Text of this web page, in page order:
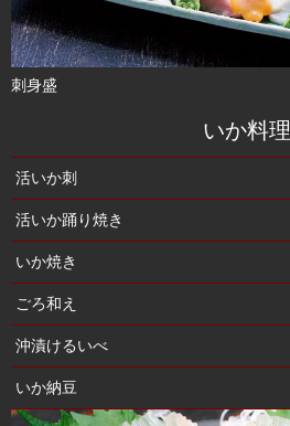
刺身盛
いか料理
活いか刺
活いか踊り焼き
いか焼き
ごろ和え
沖漬けるいべ
いか納豆